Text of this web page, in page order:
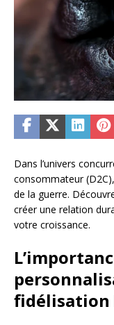
Dans l’univers
consommateur
de la guerre.
créer une relation
votre croissance.
fidélisation